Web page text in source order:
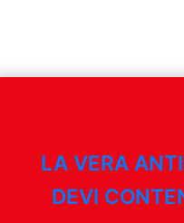
LA VERA
DEVI